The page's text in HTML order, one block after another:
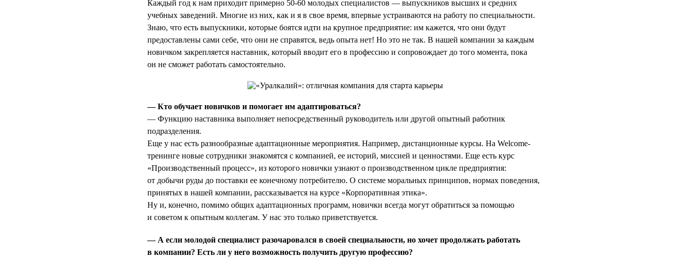
Каждый год к нам приходит примерно 50-60 молодых специалистов — выпускников высших и средних
учебных заведений. Многие из них, как и я в свое время, впервые устраиваются на работу по специальности.
Знаю, что есть выпускники, которые боятся идти на крупное предприятие: им кажется, что они будут
предоставлены сами себе, что они не справятся, ведь опыта нет! Но это не так. В нашей компании за каждым
новичком закрепляется наставник, который вводит его в профессию и сопровождает до того момента, пока
он не сможет работать самостоятельно.
— Кто обучает новичков и помогает им адаптироваться?
— Функцию наставника выполняет непосредственный руководитель или другой опытный работник
подразделения.
Еще у нас есть разнообразные адаптационные мероприятия. Например, дистанционные курсы. На Welcome-
тренинге новые сотрудники знакомятся с компанией, ее историй, миссией и ценностями. Еще есть курс
«Производственный процесс», из которого новички узнают о производственном цикле предприятия:
от добычи руды до поставки ее конечному потребителю. О системе моральных принципов, нормах поведения,
принятых в нашей компании, рассказывается на курсе «Корпоративная этика».
Ну и, конечно, помимо общих адаптационных программ, новички всегда могут обратиться за помощью
и советом к опытным коллегам. У нас это только приветствуется.
— А если молодой специалист разочаровался в своей специальности, но хочет продолжать работать
в компании? Есть ли у него возможность получить другую профессию?